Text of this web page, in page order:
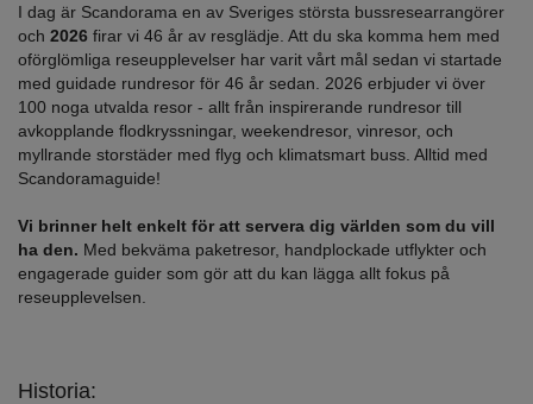
I dag är Scandorama en av Sveriges största bussresearrangörer
och 2026 firar vi 46 år av resglädje. Att du ska komma hem med
oförglömliga reseupplevelser har varit vårt mål sedan vi startade
med guidade rundresor för 46 år sedan. 2026 erbjuder vi över
100 noga utvalda resor - allt från inspirerande rundresor till
avkopplande flodkryssningar, weekendresor, vinresor, och
myllrande storstäder med flyg och klimatsmart buss. Alltid med
Scandoramaguide!
Vi brinner helt enkelt för att servera dig världen som du vill
ha den. Med bekväma paketresor, handplockade utflykter och
engagerade guider som gör att du kan lägga allt fokus på
reseupplevelsen.
Historia: